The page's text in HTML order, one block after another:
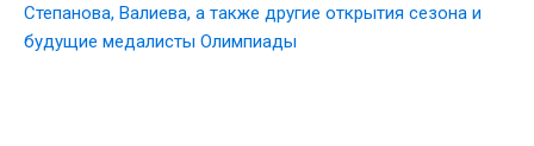
Степанова, Валиева, а также другие открытия сезона и
будущие медалисты Олимпиады